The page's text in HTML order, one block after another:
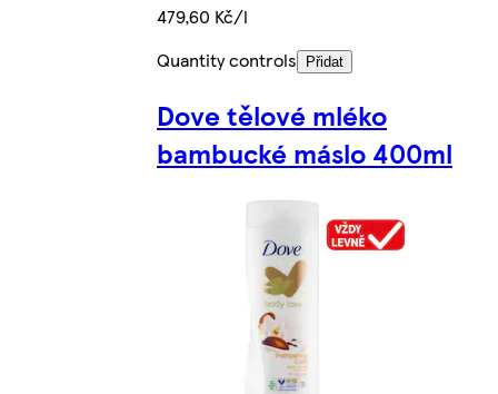
479,60 Kč/l
Quantity controls
Přidat
Dove tělové mléko
bambucké máslo 400ml